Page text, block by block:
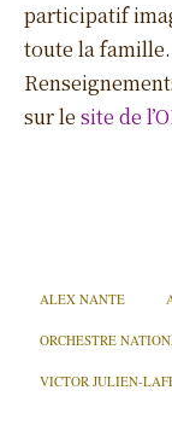
participatif
toute la famille.
sur le site de
ALEX NANTE
ORCHESTRE
VICTOR JULIEN-